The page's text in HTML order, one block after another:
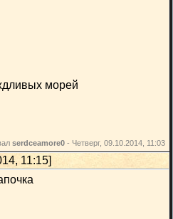
морей
serdceamore0 - Четверг, 09.10.2014, 11:03
11:15]